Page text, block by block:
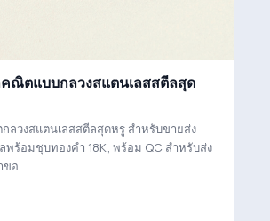
คณิตแบบกลวงสแตนเลสสตีลสุด
ลวงสแตนเลสสตีลสุดหรู สำหรับขายส่ง —
พร้อมชุบทองคำ 18K; พร้อม QC สำหรับส่ง
ขอ